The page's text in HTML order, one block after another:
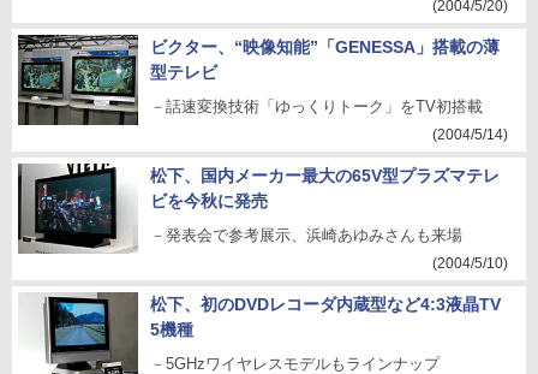
(2004/5/20)
ビクター、“映像知能”「GENESSA」搭載の薄
型テレビ
－話速変換技術「ゆっくりトーク」をTV初搭載
(2004/5/14)
松下、国内メーカー最大の65V型プラズマテレ
ビを今秋に発売
－発表会で参考展示、浜崎あゆみさんも来場
(2004/5/10)
松下、初のDVDレコーダ内蔵型など4:3液晶TV
5機種
－5GHzワイヤレスモデルもラインナップ